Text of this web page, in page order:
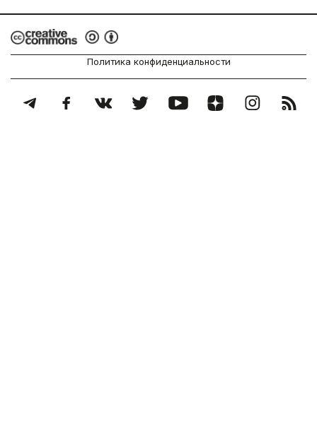
Политика конфиденциальности